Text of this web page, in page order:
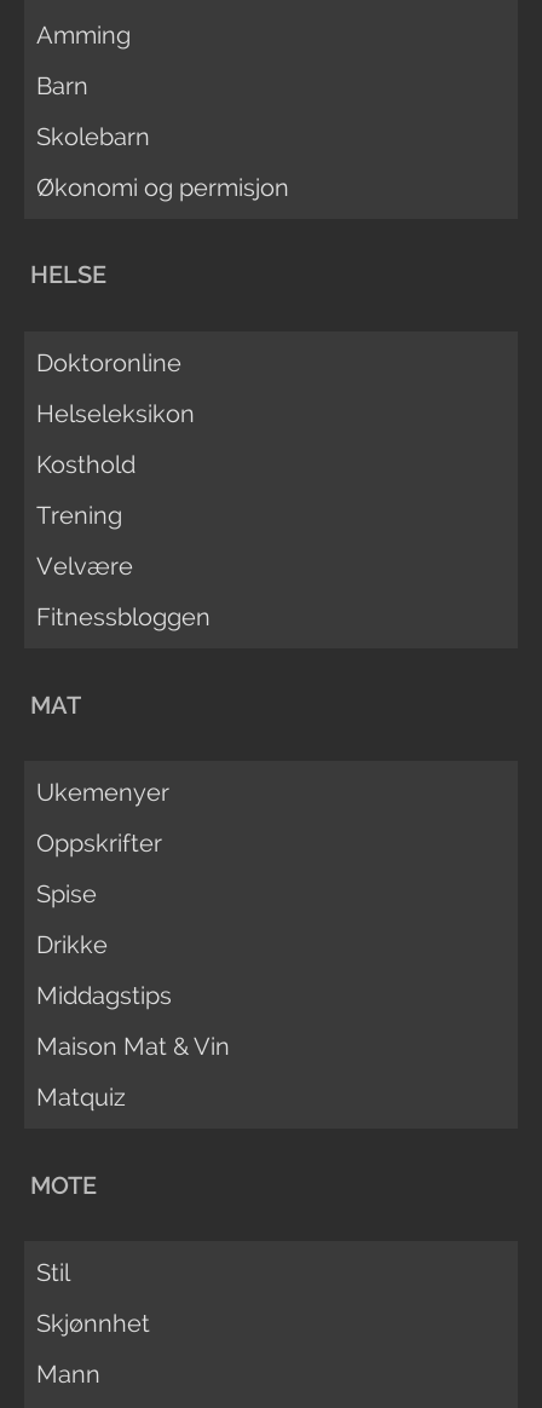
Amming
Barn
Skolebarn
Økonomi og permisjon
HELSE
Doktoronline
Helseleksikon
Kosthold
Trening
Velvære
Fitnessbloggen
MAT
Ukemenyer
Oppskrifter
Spise
Drikke
Middagstips
Maison Mat & Vin
Matquiz
MOTE
Stil
Skjønnhet
Mann